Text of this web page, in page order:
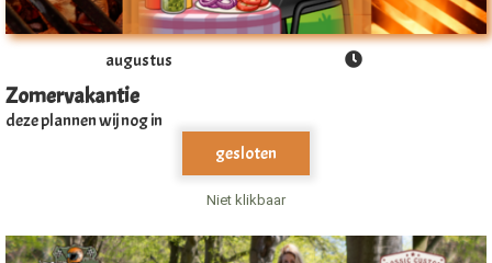
augustus
Zomervakantie
deze plannen wij nog in
gesloten
Niet klikbaar